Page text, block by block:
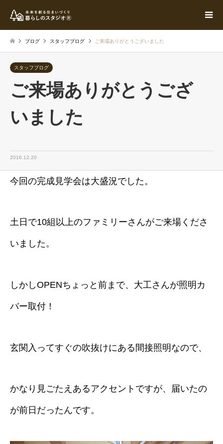
ブログ スタッフブログ ご来場ありがとうございました
スタッフブログ
ご来場ありがとうござ
いました
2016.12.20
今回の完成見学会は大盛況でした。
土日で10組以上のファミリーさんがご来場くださ
いました。
しかしOPENちょっと前まで、大工さんが照明カ
バー取付！
玄関入ってすぐの吹抜けにある間接照明なので、
かなり見ごたえあるアクセントですが、届いたの
が前日だったんです。